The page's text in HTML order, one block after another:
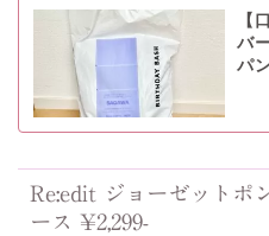
【
バ
パ
Re:edit ジョーゼットポ
ース ¥2,299-